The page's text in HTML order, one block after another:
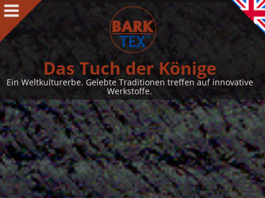
Produkte
Produkte Intro
BARK CLOTH
BARKTEX
VegaPlac
Projekte
Über uns
Über uns Intro
Kontakt
Das Tuch der Könige
Ein Weltkulturerbe. Gelebte Traditionen treffen auf innovative
Werkstoffe.